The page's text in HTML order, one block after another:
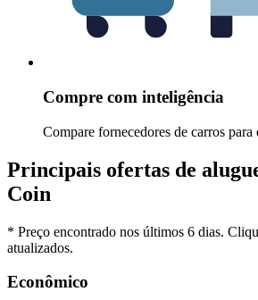
Compre com inteligência
Compare fornecedores de carros
Principais ofertas de
Coin
* Preço encontrado nos últimos 6 dias.
atualizados.
Econômico